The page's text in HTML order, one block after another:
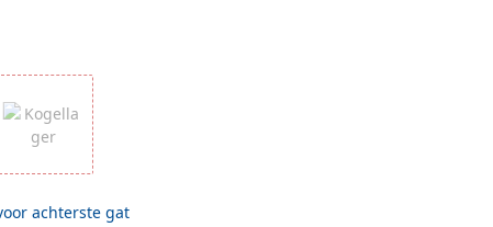
achterste gat